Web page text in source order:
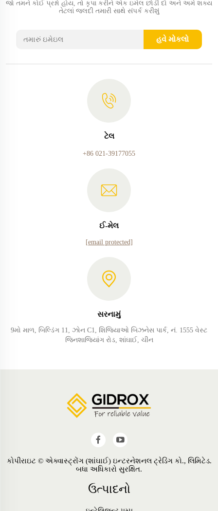
જો તમને કોઈ પ્રશ્નો હોય, તો કૃપા કરીને એક ઇમેલ છોડી દો અને અમે શક્ય
તેટલાં જલદી તમારી સાથે સંપર્ક કરીશું
હવે મોકલો
ટેલ
+86 021-39177055
ઈ-મેલ
[email protected]
સરનામું
9મો માળ, બિલ્ડિંગ 11, ઝોન C1, શિજિયાઓ બિઝનેસ પાર્ક, નં. 1555 વેસ્ટ
જિનશાજિયાંગ રોડ, શાંઘાઈ, ચીન
કોપીરાઇટ © એક્વાસ્ટ્રોંગ (શાંઘાઈ) ઇન્ટરનેશનલ ટ્રેડિંગ કો., લિમિટેડ.
બધા અધિકારો સુરક્ષિત.
ઉત્પાદનો